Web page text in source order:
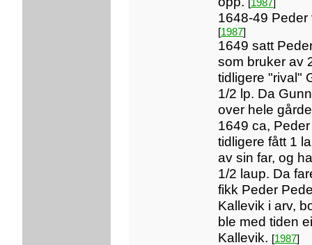
[1987]
1648-49
[1987]
1649 satt
som bruker av
tidligere "rival"
1/2 lp. Da
over hele
1649 ca,
tidligere fått 1
av sin far, og
1/2 laup. Da
fikk Peder
Kallevik i arv,
ble med tiden
Kallevik. [1987]